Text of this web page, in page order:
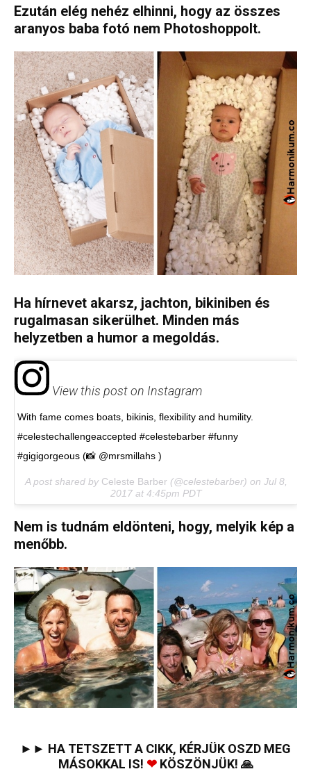
Ezután elég nehéz elhinni, hogy az összes
aranyos baba fotó nem Photoshoppolt.
Ha hírnevet akarsz, jachton, bikiniben és
rugalmasan sikerülhet. Minden más
helyzetben a humor a megoldás.
View this post on Instagram
With fame comes boats, bikinis, flexibility and humility.
#celestechallengeaccepted #celestebarber #funny
#gigigorgeous (📸 @mrsmillahs )
A post shared by Celeste Barber (@celestebarber) on Jul 8,
2017 at 4:45pm PDT
Nem is tudnám eldönteni, hogy, melyik kép a
menőbb.
►► HA TETSZETT A CIKK, KÉRJÜK OSZD MEG
MÁSOKKAL IS! ❤KÖSZÖNJÜK! 🙏